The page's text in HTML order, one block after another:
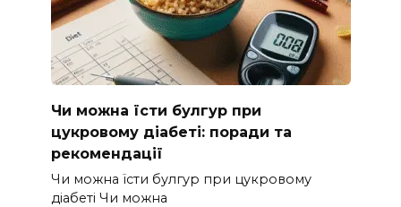
Чи можна їсти булгур при
цукровому діабеті: поради та
рекомендації
Чи можна їсти булгур при цукровому
діабеті Чи можна